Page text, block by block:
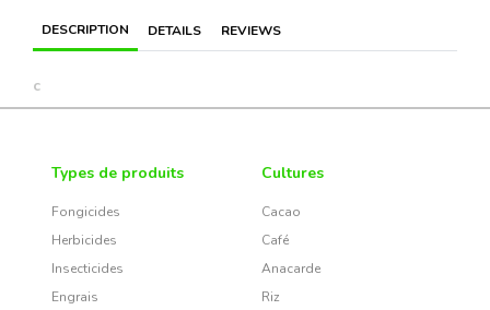
DESCRIPTION DETAILS REVIEWS
c
Types de produits
Fongicides
Herbicides
Insecticides
Engrais
Cultures
Cacao
Café
Anacarde
Riz